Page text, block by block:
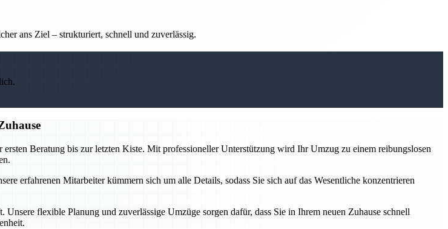
ans Ziel – strukturiert, schnell und zuverlässig.
Beratung bis zur letzten Kiste. Mit professioneller Unterstützung wird Ihr Umzug zu einem reibungslosen
erfahrenen Mitarbeiter kümmern sich um alle Details, sodass Sie sich auf das Wesentliche konzentrieren
flexible Planung und zuverlässige Umzüge sorgen dafür, dass Sie in Ihrem neuen Zuhause schnell